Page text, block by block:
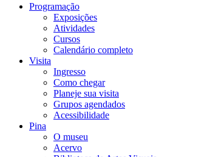
Programação
Exposições
Atividades
Cursos
Calendário completo
Visita
Ingresso
Como chegar
Planeje sua visita
Grupos agendados
Acessibilidade
Pina
O museu
Acervo